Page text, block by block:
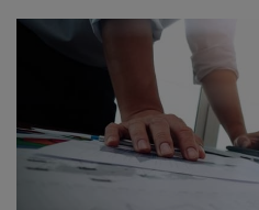
NOVA ROTINA
APRENDIZADOS
E PRÁTICAS